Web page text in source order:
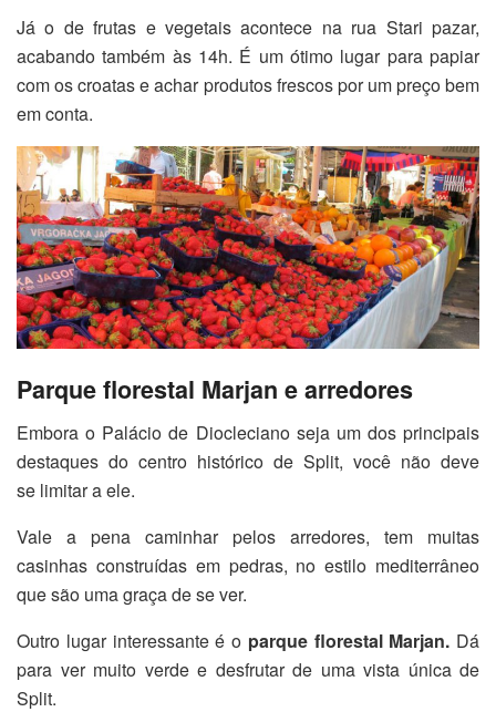
Já o de frutas e vegetais acontece na rua Stari pazar,
acabando também às 14h. É um ótimo lugar para papiar
com os croatas e achar produtos frescos por um preço bem
em conta.
Parque florestal Marjan e arredores
Embora o Palácio de Diocleciano seja um dos principais
destaques do centro histórico de Split, você não deve
se limitar a ele.
Vale a pena caminhar pelos arredores, tem muitas
casinhas construídas em pedras, no estilo mediterrâneo
que são uma graça de se ver.
Outro lugar interessante é o parque florestal Marjan. Dá
para ver muito verde e desfrutar de uma vista única de
Split.